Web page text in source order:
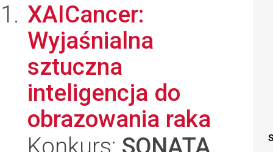
XAICancer:
Wyjaśnialna
sztuczna
inteligencja do
obrazowania raka
Konkurs: SONATA